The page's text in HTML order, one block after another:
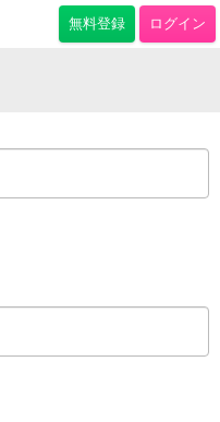
無料登録 ログイン